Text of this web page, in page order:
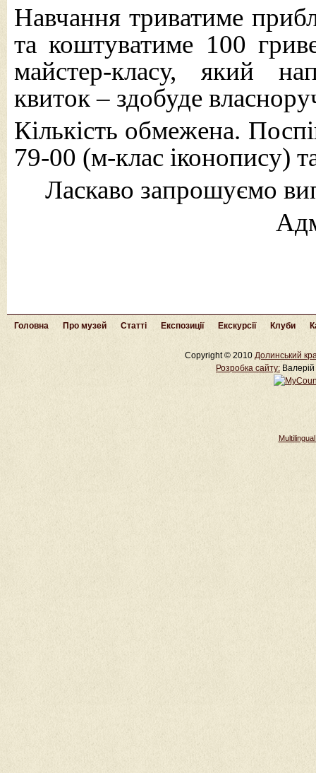
Навчання триватиме
та коштуватиме 100
майстер-класу, який
квиток – здобуде
Кількість обмежена.
79-00 (м-клас іконопису)
Ласкаво запрошуємо
Головна Про музей Статті Експозиції Екскурсії Клуби
Copyright © 2010 Долинський
Розробка cайту: